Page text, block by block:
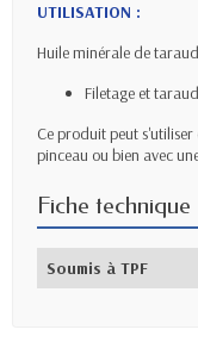
UTILISATION :
Huile minérale de
Filetage et
Ce produit peut
pinceau ou bien avec
Fiche technique
Soumis à TPF